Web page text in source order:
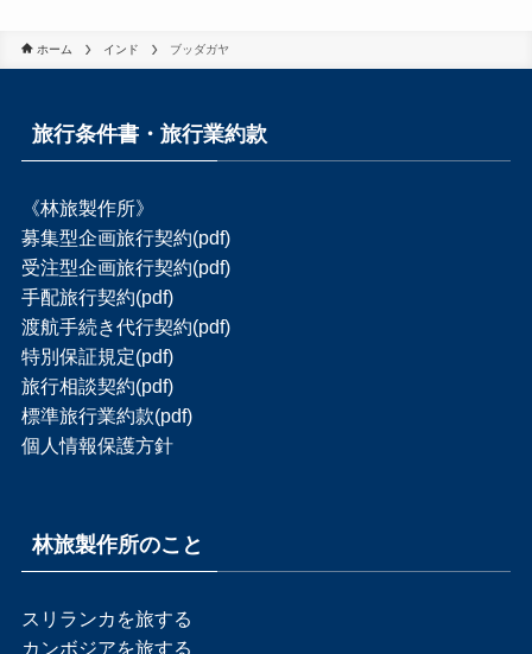
ホーム インド ブッダガヤ
旅行条件書・旅行業約款
《林旅製作所》
募集型企画旅行契約(pdf)
受注型企画旅行契約(pdf)
手配旅行契約(pdf)
渡航手続き代行契約(pdf)
特別保証規定(pdf)
旅行相談契約(pdf)
標準旅行業約款(pdf)
個人情報保護方針
林旅製作所のこと
スリランカを旅する
カンボジアを旅する